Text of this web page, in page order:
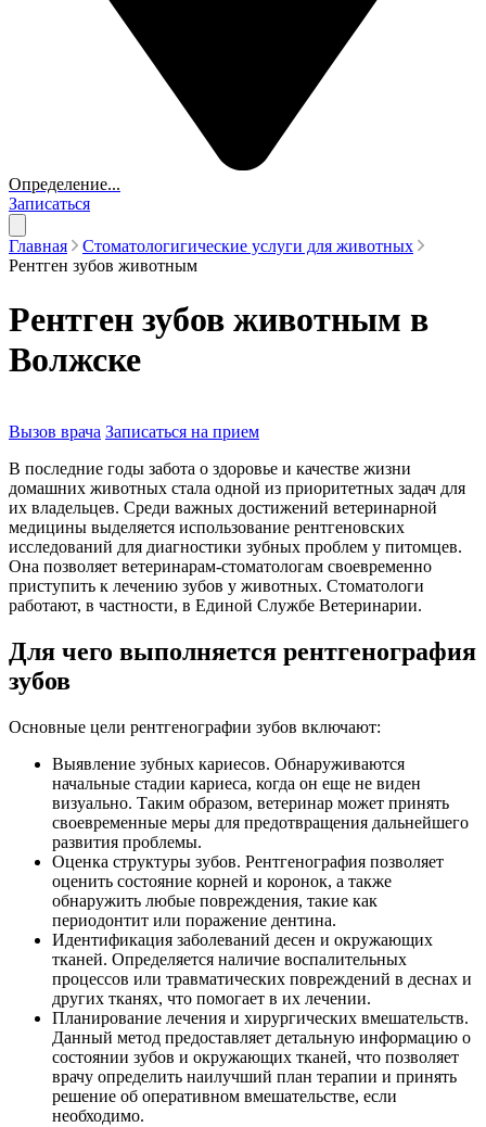
Определение...
Записаться
Главная
Стоматологигические услуги для животных
Рентген зубов животным
Рентген зубов животным в
Волжске
Вызов врача Записаться на прием
В последние годы забота о здоровье и качестве жизни
домашних животных стала одной из приоритетных задач для
их владельцев. Среди важных достижений ветеринарной
медицины выделяется использование рентгеновских
исследований для диагностики зубных проблем у питомцев.
Она позволяет ветеринарам-стоматологам своевременно
приступить к лечению зубов у животных. Стоматологи
работают, в частности, в Единой Службе Ветеринарии.
Для чего выполняется рентгенография
зубов
Основные цели рентгенографии зубов включают:
Выявление зубных кариесов. Обнаруживаются
начальные стадии кариеса, когда он еще не виден
визуально. Таким образом, ветеринар может принять
своевременные меры для предотвращения дальнейшего
развития проблемы.
Оценка структуры зубов. Рентгенография позволяет
оценить состояние корней и коронок, а также
обнаружить любые повреждения, такие как
периодонтит или поражение дентина.
Идентификация заболеваний десен и окружающих
тканей. Определяется наличие воспалительных
процессов или травматических повреждений в деснах и
других тканях, что помогает в их лечении.
Планирование лечения и хирургических вмешательств.
Данный метод предоставляет детальную информацию о
состоянии зубов и окружающих тканей, что позволяет
врачу определить наилучший план терапии и принять
решение об оперативном вмешательстве, если
необходимо.